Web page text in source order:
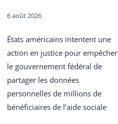
6 août 2026
États américains intentent une
action en justice pour empêcher
le gouvernement fédéral de
partager les données
personnelles de millions de
bénéficiaires de l’aide sociale